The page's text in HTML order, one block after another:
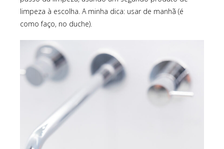
limpeza à escolha. A minha dica: usar de manhã (é
como faço, no duche).